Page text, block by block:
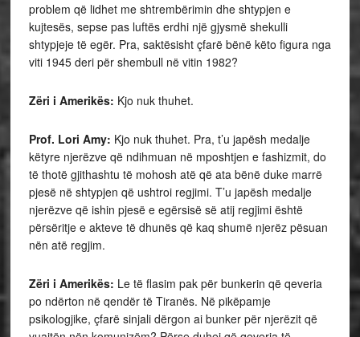
problem që lidhet me shtrembërimin dhe shtypjen e
kujtesës, sepse pas luftës erdhi një gjysmë shekulli
shtypjeje të egër. Pra, saktësisht çfarë bënë këto figura nga
viti 1945 deri për shembull në vitin 1982?
Zëri i Amerikës: Kjo nuk thuhet.
Prof. Lori Amy: Kjo nuk thuhet. Pra, t’u japësh medalje
këtyre njerëzve që ndihmuan në mposhtjen e fashizmit, do
të thotë gjithashtu të mohosh atë që ata bënë duke marrë
pjesë në shtypjen që ushtroi regjimi. T’u japësh medalje
njerëzve që ishin pjesë e egërsisë së atij regjimi është
përsëritje e akteve të dhunës që kaq shumë njerëz pësuan
nën atë regjim.
Zëri i Amerikës: Le të flasim pak për bunkerin që qeveria
po ndërton në qendër të Tiranës. Në pikëpamje
psikologjike, çfarë sinjali dërgon ai bunker për njerëzit që